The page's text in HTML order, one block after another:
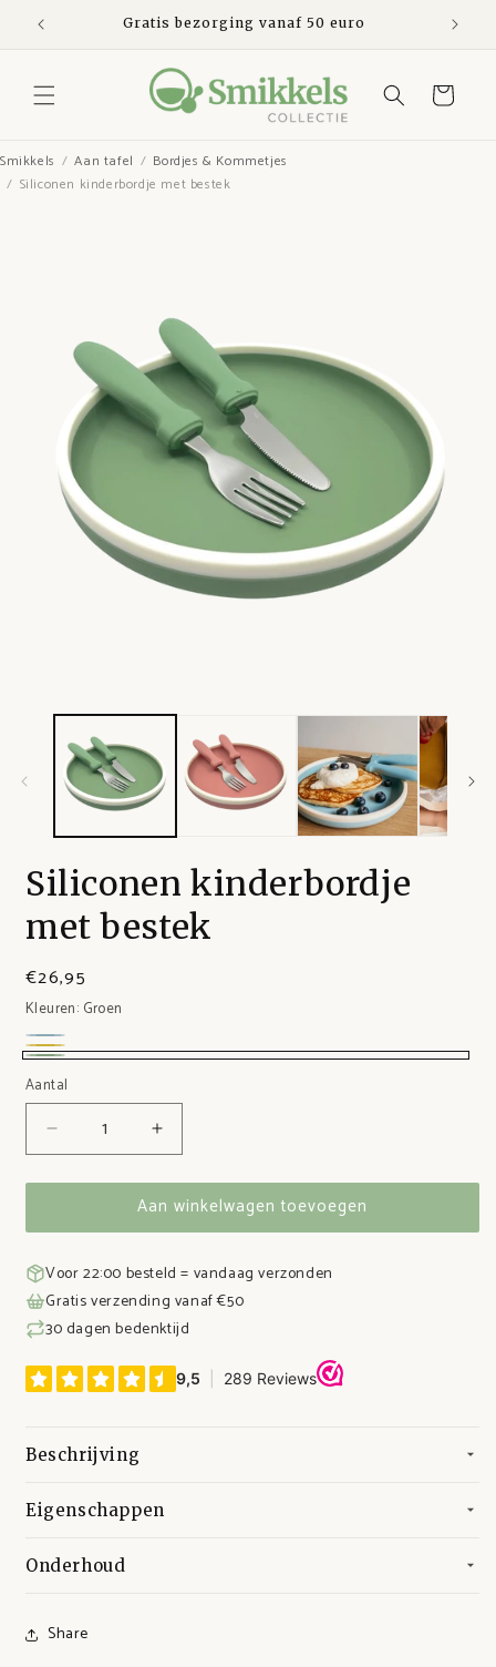
naar de
content
Gratis bezorging vanaf 50 euro
Winkelwagen
Smikkels Aan tafel
Bordjes & Kommetjes
Siliconen kinderbordje met bestek
Siliconen kinderbordje
met bestek
€26,95
Kleuren: Groen
Blauw
Geel
Aantal
Aantal
verlagen
voor
kinderbordje
bestek
Aantal
verhogen
voor
Siliconen
kinderbordje
bestek
Aan winkelwagen toevoegen
Voor 22:00 besteld = vandaag verzonden
Gratis verzending vanaf €50
30 dagen bedenktijd
Beschrijving
Eigenschappen
Onderhoud
Share
Klaar voor
back to school?
Meld je aan voor de nieuwsbrief en ontvang